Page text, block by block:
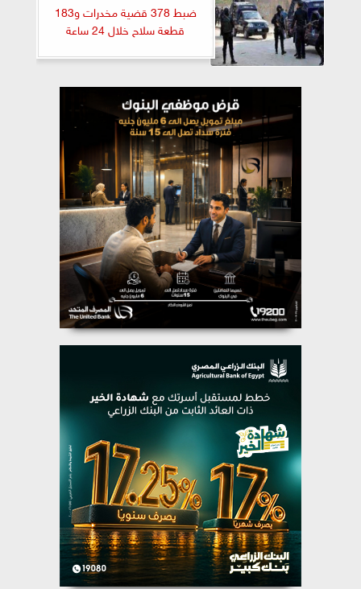
ضبط 378 قضية مخدرات و183
قطعة سلاح خلال 24 ساعة